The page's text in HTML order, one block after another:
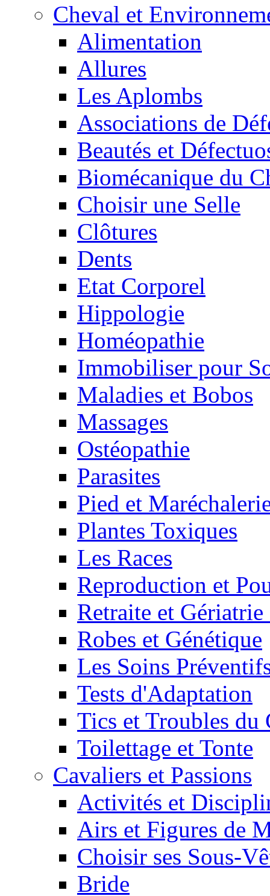
Cheval et
Alimentation
Allures
Les Aplombs
Associations de
Beautés et
Biomécanique du
Choisir une Selle
Clôtures
Dents
Etat Corporel
Hippologie
Homéopathie
Immobiliser pour
Maladies et Bobos
Massages
Ostéopathie
Parasites
Pied et
Plantes Toxiques
Les Races
Reproduction et
Retraite et
Robes et Génétique
Les Soins
Tests d'Adaptation
Tics et Troubles du
Toilettage et Tonte
Cavaliers et Passions
Activités et
Airs et Figures de
Choisir ses Sous-
Bride